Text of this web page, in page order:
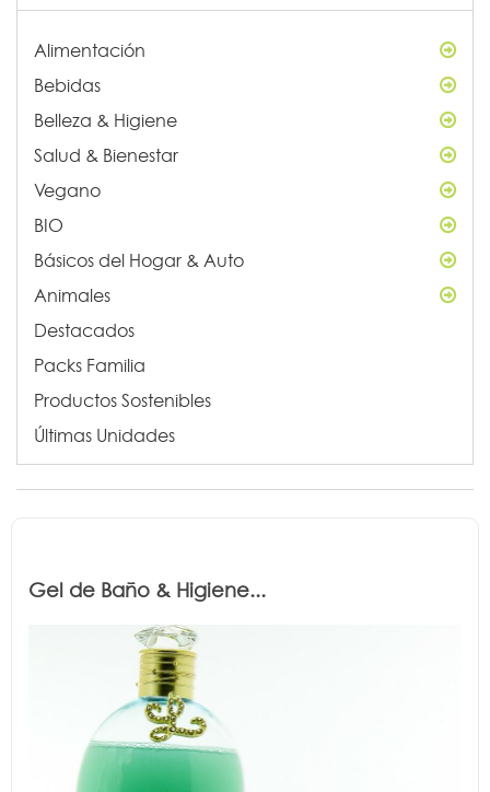
Alimentación
Bebidas
Belleza & Higiene
Salud & Bienestar
Vegano
BIO
Básicos del Hogar & Auto
Animales
Destacados
Packs Familia
Productos Sostenibles
Últimas Unidades
Gel de Baño & Higiene...